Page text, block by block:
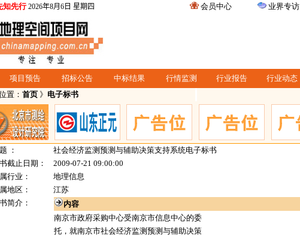
知先行 2026年8月6日 星期四 会员中心 业界专访
项目预告 招标公告 中标结果 行情监测 行业报告 行业动态
置： 首页 》 电子标书
：
社会经济监测预测与辅助决策支持系统电子标书
截止日期：
2009-07-21 09:00:00
行业：
地理信息
地区：
江苏
简介：
内容
南京市政府采购中心受南京市信息中心的委
托，就南京市社会经济监测预测与辅助决策